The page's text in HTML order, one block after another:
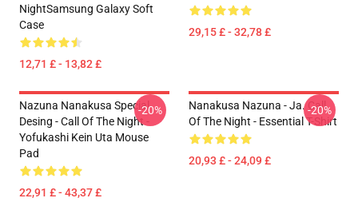
NightSamsung Galaxy Soft
Case
12,71 £ - 13,82 £
29,15 £ - 32,78 £
Nazuna Nanakusa Special
Desing - Call Of The Night -
Yofukashi Kein Uta Mouse
Pad
22,91 £ - 43,37 £
-20%
Nanakusa Nazuna - Ja. Call
Of The Night - Essential T-Shirt
20,93 £ - 24,09 £
-20%